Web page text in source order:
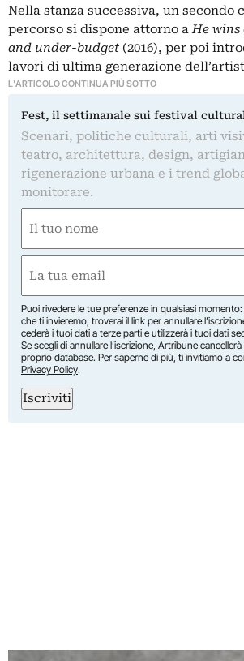
Nella stanza successiva, un secondo
percorso si dispone attorno aHe wins
and under-budget (2016), per poi
lavori di ultima generazione
L'ARTICOLO CONTINUA PIÙ SOTTO
Fest, il settimanale sui festival
Scenari, politiche culturali, arti
teatro, architettura, design,
rigenerazione urbana e i trend
monitorare.
(Obbligatorio)
Nome
(Obbligatorio)
Puoi rivedere le tue preferenze in qualsiasi
che ti invieremo, troverai il link per annullare
cederà i tuoi dati a terze parti e utilizzerà i tuoi dati
Se scegli di annullare l’iscrizione, Artribune
proprio database. Per saperne di più, ti invitiamo a
Privacy Policy.
Iscriviti